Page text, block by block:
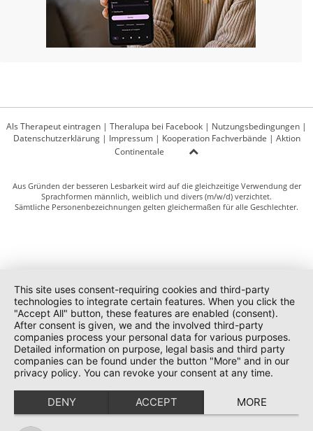
Als Therapeut eintragen | Theralupa bei Facebook | Nutzungsbedingungen |
Datenschutzerklärung| Impressum| Kooperation Fachverbände | Aktion
Continentale
Aus Gründen der besseren Lesbarkeit wird auf die gleichzeitige Verwendung der
Sprachformen männlich, weiblich und divers (m/w/d) verzichtet.
Sämtliche Personenbezeichnungen gelten gleichermaßen für alle Geschlechter.
This site uses consent-requiring cookies and third-party
technologies to integrate certain features. When you click the
"Accept All" button, these features are enabled (consent).
After consent is given, we and the involved third-party
companies process your personal data for various purposes.
Detailed information on purpose, legal basis and third party
companies can be found under the button "More" and in our
privacy policy. You can revoke your consent at any time.
DENY ACCEPT MORE